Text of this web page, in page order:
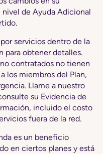
de Ayuda Adicional
servicios dentro de la
para obtener detalles.
contratados no tienen
los miembros del Plan,
Llame a nuestro
su Evidencia de
incluido el costo
fuera de la red.
es un beneficio
en ciertos planes y está